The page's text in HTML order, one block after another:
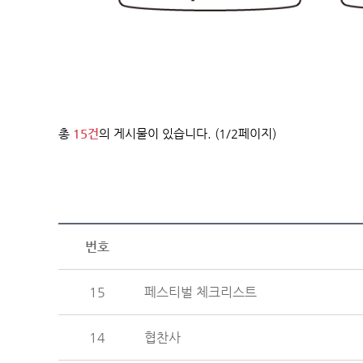
총 15건의 게시물이 있습니다. (1/2페이지)
번호
15 페스티벌 체크리스트
14 협찬사